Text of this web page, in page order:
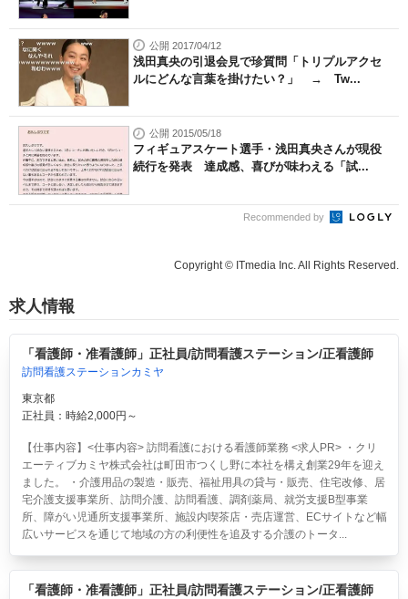
公開 2017/04/12
浅田真央の引退会見で珍質問「トリプルアクセ
ルにどんな言葉を掛けたい？」 → Tw...
公開 2015/05/18
フィギュアスケート選手・浅田真央さんが現役
続行を発表 達成感、喜びが味わえる「試...
Recommended by
Copyright © ITmedia Inc. All Rights Reserved.
求人情報
「看護師・准看護師」正社員/訪問看護ステーション/正看護師
訪問看護ステーションカミヤ
東京都
正社員：時給2,000円～
【仕事内容】<仕事内容> 訪問看護における看護師業務 <求人PR> ・クリ
エーティブカミヤ株式会社は町田市つくし野に本社を構え創業29年を迎え
ました。 ・介護用品の製造・販売、福祉用具の貸与・販売、住宅改修、居
宅介護支援事業所、訪問介護、訪問看護、調剤薬局、就労支援B型事業
所、障がい児通所支援事業所、施設内喫茶店・売店運営、ECサイトなど幅
広いサービスを通じて地域の方の利便性を追及する介護のトータ...
「看護師・准看護師」正社員/訪問看護ステーション/正看護師